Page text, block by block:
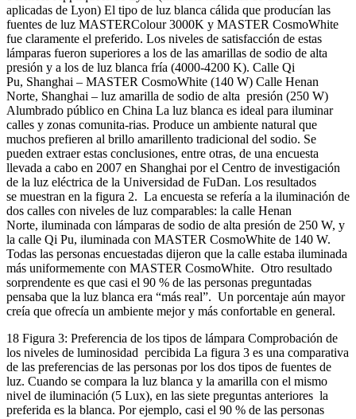
aplicadas de Lyon) El tipo de luz blanca cálida que producían las
fuentes de luz MASTERColour 3000K y MASTER CosmoWhite
fue claramente el preferido. Los niveles de satisfacción de estas
lámparas fueron superiores a los de las amarillas de sodio de alta
presión y a los de luz blanca fría (4000-4200 K). Calle Qi
Pu, Shanghai – MASTER CosmoWhite (140 W) Calle Henan
Norte, Shanghai – luz amarilla de sodio de alta presión (250 W)
Alumbrado público en China La luz blanca es ideal para iluminar
calles y zonas comunita-rias. Produce un ambiente natural que
muchos prefieren al brillo amarillento tradicional del sodio. Se
pueden extraer estas conclusiones, entre otras, de una encuesta
llevada a cabo en 2007 en Shanghai por el Centro de investigación
de la luz eléctrica de la Universidad de FuDan. Los resultados
se muestran en la figura 2. La encuesta se refería a la iluminación de
dos calles con niveles de luz comparables: la calle Henan
Norte, iluminada con lámparas de sodio de alta presión de 250 W, y
la calle Qi Pu, iluminada con MASTER CosmoWhite de 140 W.
Todas las personas encuestadas dijeron que la calle estaba iluminada
más uniformemente con MASTER CosmoWhite. Otro resultado
sorprendente es que casi el 90 % de las personas preguntadas
pensaba que la luz blanca era “más real”. Un porcentaje aún mayor
creía que ofrecía un ambiente mejor y más confortable en general.
18 Figura 3: Preferencia de los tipos de lámpara Comprobación de
los niveles de luminosidad percibida La figura 3 es una comparativa
de las preferencias de las personas por los dos tipos de fuentes de
luz. Cuando se compara la luz blanca y la amarilla con el mismo
nivel de iluminación (5 Lux), en las siete preguntas anteriores la
preferida es la blanca. Por ejemplo, casi el 90 % de las personas